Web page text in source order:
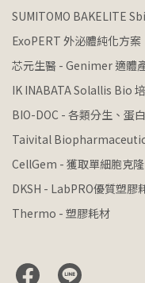
SUMITOMO BAKELITE
ExoPERT 外泌體純化方案
芯元生醫 - Genimer 適體
IK INABATA Solallis Bio
BIO-DOC - 各類分生、蛋
Taivital
CellGem - 獲取單細胞克
DKSH - LabPRO優質塑膠
Thermo - 塑膠耗材